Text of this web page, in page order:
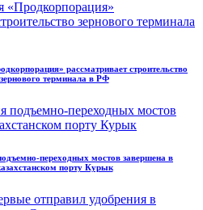
рассматривает строительство
зернового терминала в РФ
переходных мостов завершена в
порту Курык